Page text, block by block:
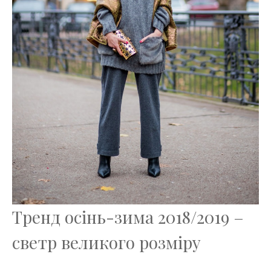
Тренд осінь-зима 2018/2019 –
светр великого розміру